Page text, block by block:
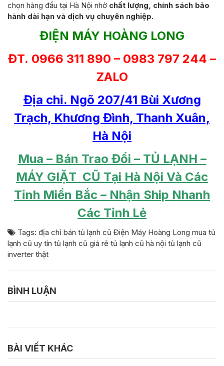
chọn hàng đầu tại Hà Nội nhờ chất lượng, chính sách bảo
hành dài hạn và dịch vụ chuyên nghiệp.
ĐIỆN MÁY HOÀNG LONG
ĐT. 0966 311 890 – 0983 797 244 –
ZALO
Địa chỉ. Ngõ 207/41 Bùi Xương
Trạch, Khương Đình, Thanh Xuân,
Hà Nội
Mua – Bán Trao Đổi – TỦ LẠNH –
MÁY GIẶT CŨ Tại Hà Nội Và Các
Tỉnh Miền Bắc – Nhận Ship Nhanh
Các Tỉnh Lẻ
Tags: địa chỉ bán tủ lạnh cũ Điện Máy Hoàng Long mua tủ
lạnh cũ uy tín tủ lạnh cũ giá rẻ tủ lạnh cũ hà nội tủ lạnh cũ
inverter thật
BÌNH LUẬN
BÀI VIẾT KHÁC